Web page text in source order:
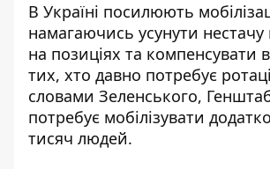
В Україні посилюють
намагаючись усунути нестачу
на позиціях та компенсувати
тих, хто давно потребує
словами Зеленського,
потребує мобілізувати
тисяч людей.